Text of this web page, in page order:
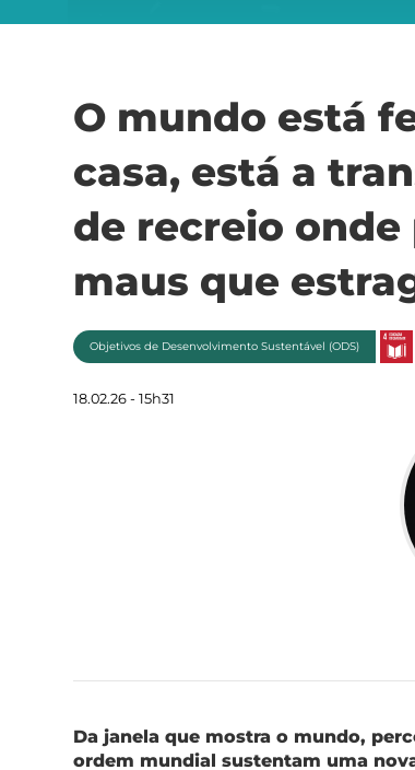
O mundo está
casa, está a
de recreio
maus que
Objetivos de Desenvolvimento Sustentável (ODS)
18.02.26 - 15h31
Da janela que mostra o mundo,
ordem mundial sustentam uma